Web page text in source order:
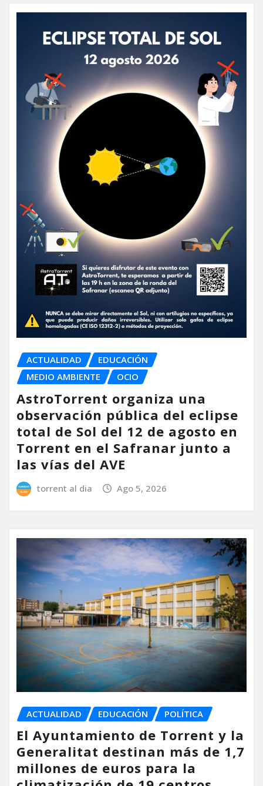
ACTUALIDAD
EDUCACIÓN
MEDIO AMBIENTE
OCIO
AstroTorrent organiza una
observación pública del eclipse
total de Sol del 12 de agosto en
Torrent en el Safranar junto a
las vías del AVE
torrent al dia Ago 5, 2026
ACTUALIDAD EDUCACIÓN POLÍTICA
El Ayuntamiento de Torrent y la
Generalitat destinan más de 1,7
millones de euros para la